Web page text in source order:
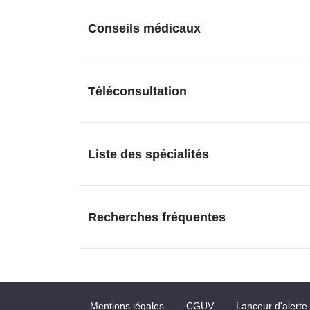
Conseils médicaux
Téléconsultation
Liste des spécialités
Recherches fréquentes
Mentions légales CGUV Lanceur d'alerte